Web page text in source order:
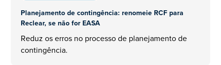
Planejamento de contingência: renomeie RCF para
Reclear, se não for EASA
Reduz os erros no processo de planejamento de
contingência.